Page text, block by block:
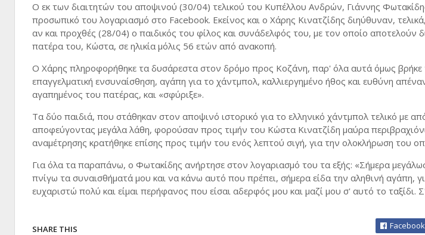
Ο εκ των διαιτητών του αποψινού (30/04) τελικού του Κυπέλλου Ανδρών, Γιάννης
προσωπικό του λογαριασμό στο Facebook. Εκείνος και ο Χάρης Κινατζίδης διηύθυναν,
αν και προχθές (28/04) ο παιδικός του φίλος και συνάδελφός του, με τον οποίο αποτελούν
πατέρα του, Κώστα, σε ηλικία μόλις 56 ετών από ανακοπή.
Ο Χάρης πληροφορήθηκε τα δυσάρεστα στον δρόμο προς Κοζάνη, παρ' όλα αυτά όμως βρήκε
επαγγελματική ενσυναίσθηση, αγάπη για το χάντμπολ, καλλιεργημένο ήθος και ευθύνη
αγαπημένος του πατέρας, και «σφύριξε».
Τα δύο παιδιά, που στάθηκαν στον αποψινό ιστορικό για το ελληνικό χάντμπολ τελικό με
αποφεύγοντας μεγάλα λάθη, φορούσαν προς τιμήν του Κώστα Κινατζίδη μαύρα
αναμέτρησης κρατήθηκε επίσης προς τιμήν του ενός λεπτού σιγή, για την ολοκλήρωση του
Για όλα τα παραπάνω, ο Φωτακίδης ανήρτησε στον λογαριασμό του τα εξής: «Σήμερα
πνίγω τα συναισθήματά μου και να κάνω αυτό που πρέπει, σήμερα είδα την αληθινή αγάπη,
ευχαριστώ πολύ και είμαι περήφανος που είσαι αδερφός μου και μαζί μου σ' αυτό το
SHARE THIS Facebook